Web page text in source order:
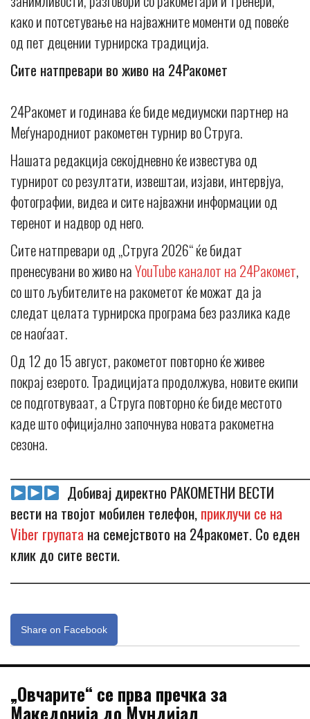
како и потсетување на најважните моменти од повеќе
од пет децении турнирска традиција.
Сите натпревари во живо на 24Ракомет
24Ракомет и годинава ќе биде медиумски партнер на
Меѓународниот ракометен турнир во Струга.
Нашата редакција секојдневно ќе известува од
турнирот со резултати, извештаи, изјави, интервјуа,
фотографии, видеа и сите најважни информации од
теренот и надвор од него.
Сите натпревари од „Струга 2026“ ќе бидат
пренесувани во живо наYouTube каналот на 24Ракомет,
со што љубителите на ракометот ќе можат да ја
следат целата турнирска програма без разлика каде
се наоѓаат.
Од 12 до 15 август, ракометот повторно ќе живее
покрај езерото. Традицијата продолжува, новите екипи
се подготвуваат, а Струга повторно ќе биде местото
каде што официјално започнува новата ракометна
сезона.
Добивај директно РАКОМЕТНИ ВЕСТИ
вести на твојот мобилен телефон,приклучи се на
Viber групата на семејството на 24ракомет. Со еден
клик до сите вести.
Share on Facebook
„Овчарите“ се прва пречка за
Македонија до Мундијал